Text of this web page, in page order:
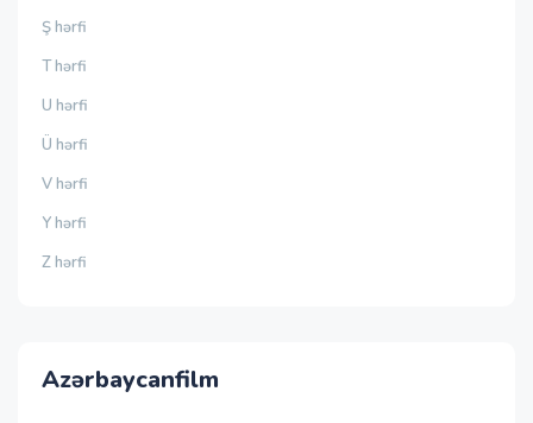
Ş hərfi
T hərfi
U hərfi
Ü hərfi
V hərfi
Y hərfi
Z hərfi
Azərbaycanfilm